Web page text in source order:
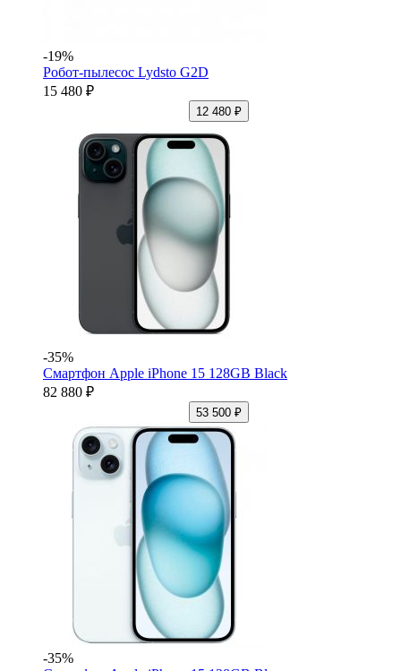
-19%
Робот-пылесос Lydsto G2D
15 480 ₽
12 480 ₽
-35%
Смартфон Apple iPhone 15 128GB Black
82 880 ₽
53 500 ₽
-35%